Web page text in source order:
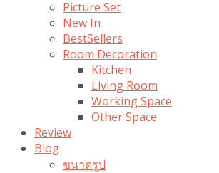
Picture Set
New In
BestSellers
Room Decoration
Kitchen
Living Room
Working Space
Other Space
Review
Blog
ขนาดรูป